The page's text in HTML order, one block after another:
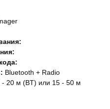
Bluetooth + Radio
- 20 м (BT) или 15 - 50 м